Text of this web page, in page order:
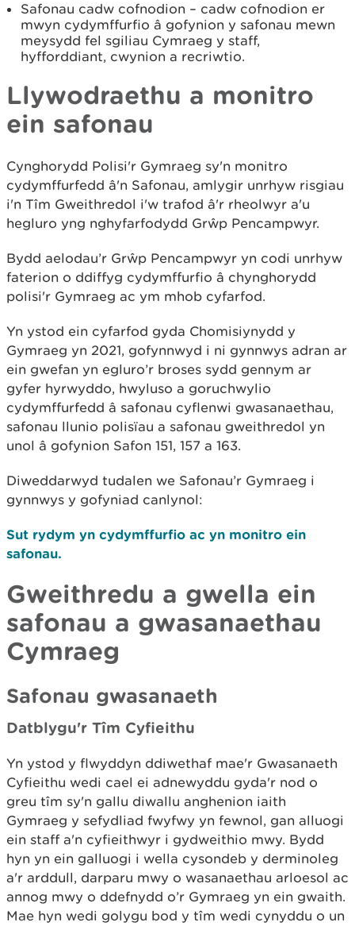
Safonau cadw cofnodion – cadw cofnodion er
mwyn cydymffurfio â gofynion y safonau mewn
meysydd fel sgiliau Cymraeg y staff,
hyfforddiant, cwynion a recriwtio.
Llywodraethu a monitro
ein safonau
Cynghorydd Polisi'r Gymraeg sy'n monitro
cydymffurfedd â'n Safonau, amlygir unrhyw risgiau
i'n Tîm Gweithredol i'w trafod â'r rheolwyr a'u
hegluro yng nghyfarfodydd Grŵp Pencampwyr.
Bydd aelodau’r Grŵp Pencampwyr yn codi unrhyw
faterion o ddiffyg cydymffurfio â chynghorydd
polisi'r Gymraeg ac ym mhob cyfarfod.
Yn ystod ein cyfarfod gyda Chomisiynydd y
Gymraeg yn 2021, gofynnwyd i ni gynnwys adran ar
ein gwefan yn egluro’r broses sydd gennym ar
gyfer hyrwyddo, hwyluso a goruchwylio
cydymffurfedd â safonau cyflenwi gwasanaethau,
safonau llunio polisïau a safonau gweithredol yn
unol â gofynion Safon 151, 157 a 163.
Diweddarwyd tudalen we Safonau’r Gymraeg i
gynnwys y gofyniad canlynol:
Sut rydym yn cydymffurfio ac yn monitro ein
safonau.
Gweithredu a gwella ein
safonau a gwasanaethau
Cymraeg
Safonau gwasanaeth
Datblygu'r Tîm Cyfieithu
Yn ystod y flwyddyn ddiwethaf mae'r Gwasanaeth
Cyfieithu wedi cael ei adnewyddu gyda'r nod o
greu tîm sy'n gallu diwallu anghenion iaith
Gymraeg y sefydliad fwyfwy yn fewnol, gan alluogi
ein staff a'n cyfieithwyr i gydweithio mwy. Bydd
hyn yn ein galluogi i wella cysondeb y derminoleg
a'r arddull, darparu mwy o wasanaethau arloesol ac
annog mwy o ddefnydd o’r Gymraeg yn ein gwaith.
Mae hyn wedi golygu bod y tîm wedi cynyddu o un